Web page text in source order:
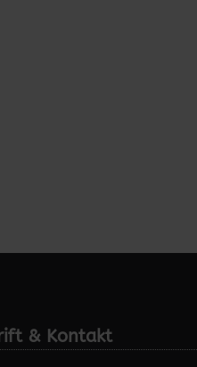
& Kontakt